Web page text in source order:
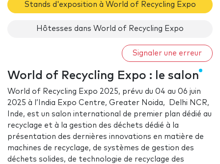
Stands d'exposition à World of Recycling Expo
Hôtesses dans World of Recycling Expo
Signaler une erreur
World of Recycling Expo : le salon
World of Recycling Expo 2025, prévu du 04 au 06 juin
2025 à l’India Expo Centre, Greater Noida, Delhi NCR,
Inde, est un salon international de premier plan dédié au
recyclage et à la gestion des déchets dédié à la
présentation des dernières innovations en matière de
machines de recyclage, de systèmes de gestion des
déchets solides, de technologie de recyclage des